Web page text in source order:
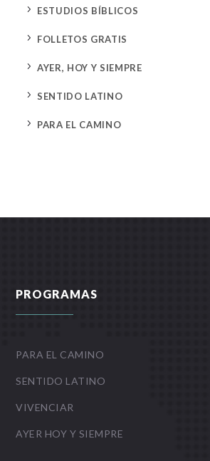
5 ESTUDIOS BÍBLICOS
5 FOLLETOS GRATIS
5 AYER, HOY Y SIEMPRE
5 SENTIDO LATINO
5 PARA EL CAMINO
PROGRAMAS
PARA EL CAMINO
SENTIDO LATINO
VIVENCIAR
AYER HOY Y SIEMPRE